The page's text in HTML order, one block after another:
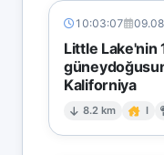
10:03:07
Little Lake'nin
Kaliforniya
8.2 km I